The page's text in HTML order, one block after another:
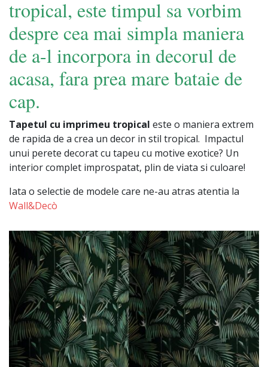
tropical, este timpul sa vorbim
despre cea mai simpla maniera
de a-l incorpora in decorul de
acasa, fara prea mare bataie de
cap.
Tapetul cu imprimeu tropical este o maniera extrem
de rapida de a crea un decor in stil tropical. Impactul
unui perete decorat cu tapeu cu motive exotice? Un
interior complet improspatat, plin de viata si culoare!
Iata o selectie de modele care ne-au atras atentia la
Wall&Decò